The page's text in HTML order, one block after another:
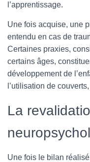
l’apprentissage.
Une fois acquise, une
entendu en cas de
Certaines praxies,
certains âges,
développement de
l’utilisation de
La
Une fois le bilan